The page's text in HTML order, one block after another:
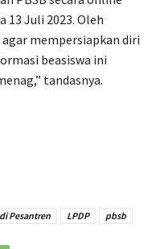
13 Juli 2023. Oleh
mempersiapkan diri
beasiswa ini
tandasnya.
Pesantren LPDP pbsb